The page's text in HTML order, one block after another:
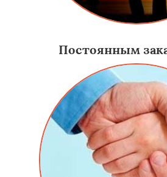
Постоянным